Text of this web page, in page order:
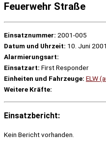
Feuerwehr Straße
Einsatznummer: 2001-005
Datum und Uhrzeit: 10. Juni
Alarmierungsart:
Einsatzart: First Responder
Einheiten und Fahrzeuge: ELW
Weitere Kräfte:
Einsatzbericht:
Kein Bericht vorhanden.